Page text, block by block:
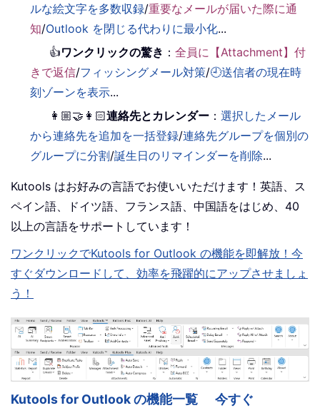
ルな絵文字を多数収録/重要なメールが届いた際に通
知/Outlook を閉じる代わりに最小化...
👍ワンクリックの驚き ：全員に【Attachment】付
きで返信/フィッシングメール対策/🕘送信者の現在時
刻ゾーンを表示...
👩🏼‍🤝‍👩🏻連絡先とカレンダー ：選択したメール
から連絡先を追加を一括登録/連絡先グループを個別の
グループに分割/誕生日のリマインダーを削除...
Kutools はお好みの言語でお使いいただけます！英語、ス
ペイン語、ドイツ語、フランス語、中国語をはじめ、40
以上の言語をサポートしています！
ワンクリックでKutools for Outlook の機能を即解放！今
すぐダウンロードして、効率を飛躍的にアップさせましょ
う！
Kutools for Outlook の機能一覧
今すぐ